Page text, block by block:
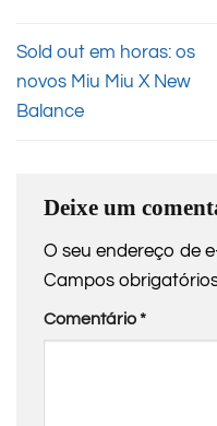
Sold out em horas: os
novos Miu Miu X New
Balance
Deixe um
O seu endereço de
Campos
Comentário*